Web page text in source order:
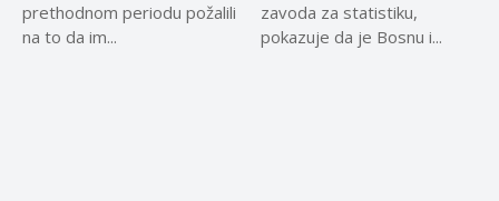
prethodnom periodu požalili
na to da im...
zavoda za statistiku,
pokazuje da je Bosnu i...